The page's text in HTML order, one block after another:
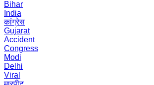
Bihar
India
कांग्रेस
Gujarat
Accident
Congress
Modi
Delhi
Viral